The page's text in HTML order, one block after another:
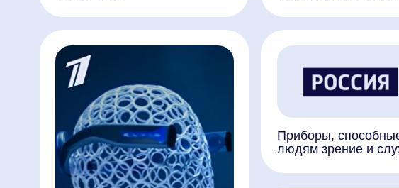
Нейроимпланты, с помощью
которых можно
стимулировать органы чувств
Приборы, способные вернуть
Куда нейросети глядят:
как искусственный интеллект
помогает незрячим